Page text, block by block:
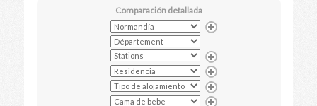
Comparación detallada